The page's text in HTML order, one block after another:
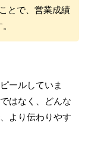
とで、営業成績
ールしていま
はなく、どんな
より伝わりやす